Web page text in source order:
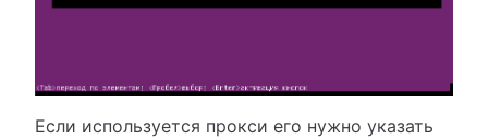
Если используется прокси его нужно указать